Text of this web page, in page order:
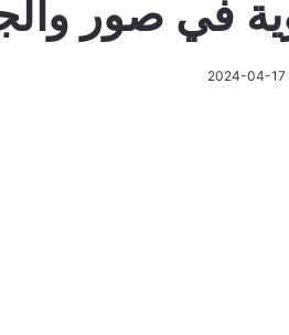
في صور
2024-04-17